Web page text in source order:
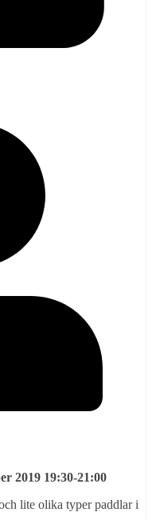
2019 19:30-21:00
lite olika typer paddlar i